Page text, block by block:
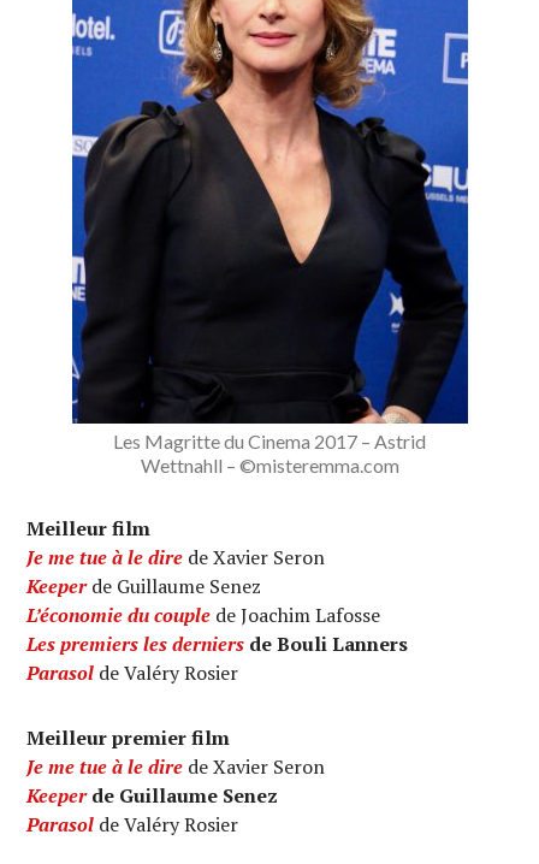
Les Magritte du Cinema 2017 – Astrid
Wettnahll – ©misteremma.com
Meilleur film
Je me tue à le dire de Xavier Seron
Keeperde Guillaume Senez
L’économie du couple de Joachim Lafosse
Les premiers les derniers de Bouli Lanners
Parasol de Valéry Rosier
Meilleur premier film
Je me tue à le dire de Xavier Seron
Keeperde Guillaume Senez
Parasol de Valéry Rosier